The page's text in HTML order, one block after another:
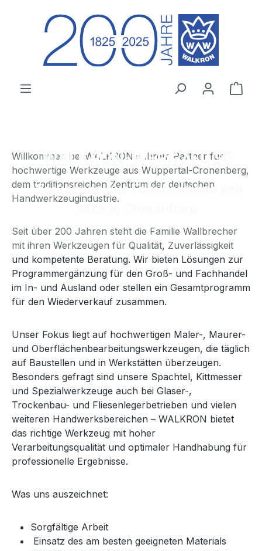
Zum Hauptinhalt springen
WALKRON-WERKZEUGE
Werkzeuge aus Familienhand seit
1825 in Cronenberg
Willkommen bei WALKRON – Ihrem Partner für
hochwertige Werkzeuge aus Wuppertal-Cronenberg,
dem traditionsreichen Zentrum der deutschen
Handwerkzeugindustrie.
Seit über 200 Jahren steht die Familie Wallbrecher
mit ihren Werkzeugen für Qualität, Zuverlässigkeit
und kompetente Beratung. Wir bieten Lösungen zur
Programmergänzung für den Groß- und Fachhandel
im In- und Ausland oder stellen ein Gesamtprogramm
für den Wiederverkauf zusammen.
Unser Fokus liegt auf hochwertigen Maler-, Maurer-
und Oberflächenbearbeitungswerkzeugen, die täglich
auf Baustellen und in Werkstätten überzeugen.
Besonders gefragt sind unsere Spachtel, Kittmesser
und Spezialwerkzeuge auch bei Glaser-,
Trockenbau- und Fliesenlegerbetrieben und vielen
weiteren Handwerksbereichen – WALKRON bietet
das richtige Werkzeug mit hoher
Verarbeitungsqualität und optimaler Handhabung für
professionelle Ergebnisse.
Was uns auszeichnet:
Sorgfältige Arbeit
Einsatz des am besten geeigneten Materials